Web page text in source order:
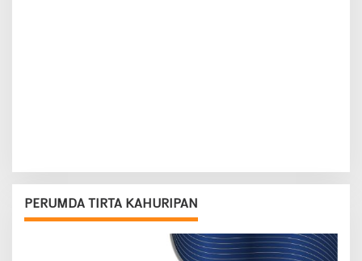
PERUMDA TIRTA KAHURIPAN